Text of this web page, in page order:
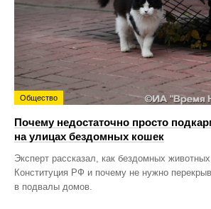
Общество
Почему недостаточно просто
на улицах бездомных кошек
Эксперт рассказал, как бездомных
Конституция РФ и почему не нужно
в подвалы домов.